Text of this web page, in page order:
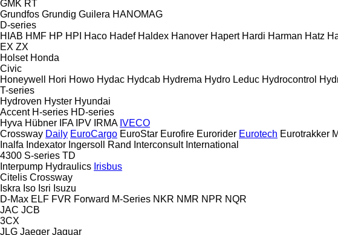
GMK RT
Grundfos Grundig Guilera HANOMAG
D-series
HIAB HMF HP HPI Haco Hadef Haldex Hanover Hapert Hardi Harman Hatz
EX ZX
Holset Honda
Civic
Honeywell
Hori Howo Hydac Hydcab Hydrema Hydro Leduc Hydrocontrol
T-series
Hydroven Hyster Hyundai
Accent H-series HD-series
Hyva Hübner IFA IPV IRMA IVECO
Crossway Daily EuroCargo EuroStar Eurofire Eurorider Eurotech Eurotrakker
Inalfa Indexator Ingersoll Rand Interconsult International
4300 S-series TD
Interpump Hydraulics Irisbus
Citelis Crossway
Iskra Iso Isri Isuzu
D-Max ELF FVR Forward M-Series NKR NMR NPR NQR
JAC JCB
3CX
JLG Jaeger Jaguar